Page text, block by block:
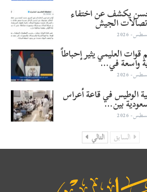
يكشف عن اختفاء
الجيش
العليمي يثير إحباطاً
واسعة في…
الوطيس في قاعة أعراس
بين…
السابق التالي